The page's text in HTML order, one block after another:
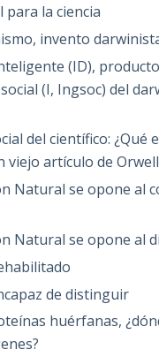
la ciencia
invento
(ID),
(I, Ingsoc) del
del científico: ¿Qué
viejo artículo de Orwell
Natural se opone al
Natural se opone al
de distinguir
huérfanas,